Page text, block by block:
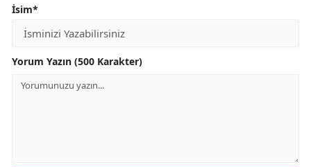
İsim*
Yorum Yazın (500 Karakter)